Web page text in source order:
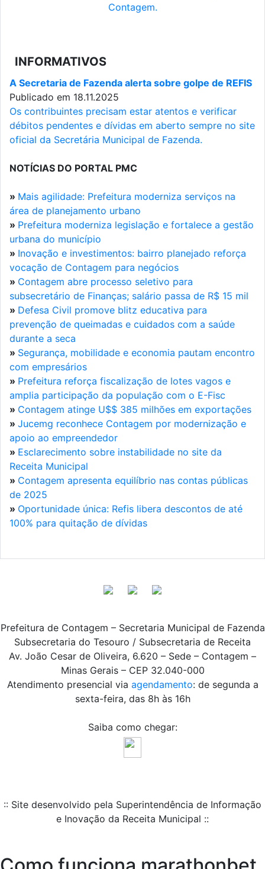
Contagem.
INFORMATIVOS
A Secretaria de Fazenda alerta sobre golpe de REFIS
Publicado em 18.11.2025
Os contribuintes precisam estar atentos e verificar
débitos pendentes e dívidas em aberto sempre no site
oficial da Secretária Municipal de Fazenda.
NOTÍCIAS DO PORTAL PMC
» Mais agilidade: Prefeitura moderniza serviços na
área de planejamento urbano
» Prefeitura moderniza legislação e fortalece a gestão
urbana do município
» Inovação e investimentos: bairro planejado reforça
vocação de Contagem para negócios
» Contagem abre processo seletivo para
subsecretário de Finanças; salário passa de R$ 15 mil
» Defesa Civil promove blitz educativa para
prevenção de queimadas e cuidados com a saúde
durante a seca
» Segurança, mobilidade e economia pautam encontro
com empresários
» Prefeitura reforça fiscalização de lotes vagos e
amplia participação da população com o E-Fisc
» Contagem atinge U$$ 385 milhões em exportações
» Jucemg reconhece Contagem por modernização e
apoio ao empreendedor
» Esclarecimento sobre instabilidade no site da
Receita Municipal
» Contagem apresenta equilíbrio nas contas públicas
de 2025
» Oportunidade única: Refis libera descontos de até
100% para quitação de dívidas
Prefeitura de Contagem – Secretaria Municipal de Fazenda
Subsecretaria do Tesouro / Subsecretaria de Receita
Av. João Cesar de Oliveira, 6.620 – Sede – Contagem –
Minas Gerais – CEP 32.040-000
Atendimento presencial via agendamento: de segunda a
sexta-feira, das 8h às 16h
Saiba como chegar:
:: Site desenvolvido pela Superintendência de Informação
e Inovação da Receita Municipal ::